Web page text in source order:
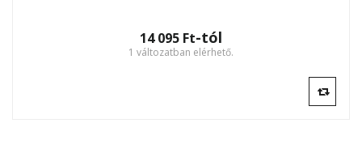
14 095 Ft‎-tól
1 változatban elérhető.